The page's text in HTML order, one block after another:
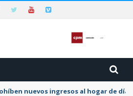
nuevos ingresos al hogar de día